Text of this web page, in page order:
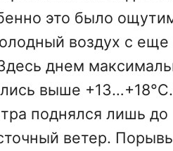
это было
воздух с еще
днем
выше
поднялся лишь
ветер.